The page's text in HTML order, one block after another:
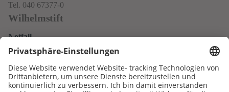
Tel. 040 67377-0
Wilhelmstift
Notfall
Datenschutz
Impressum
Neo
Service